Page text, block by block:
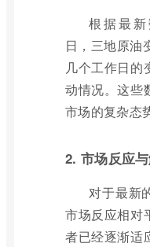
根据最
日，三地原油
几个工作日的
动情况。这些
市场的复杂态
2. 市场反应
对于最新
市场反应相对
者已经逐渐适